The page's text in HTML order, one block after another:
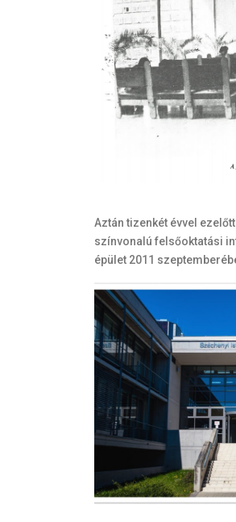
Aztán tizenkét évvel
színvonalú felsőoktatási
épület 2011